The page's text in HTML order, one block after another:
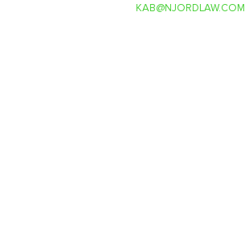
KAB@NJORDLAW.COM